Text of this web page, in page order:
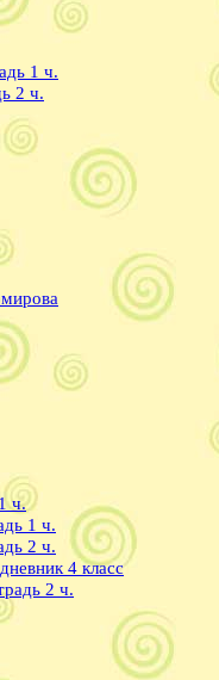
1 ч.
2 ч.
ч.
1 ч.
2 ч.
4 класс
2 ч.